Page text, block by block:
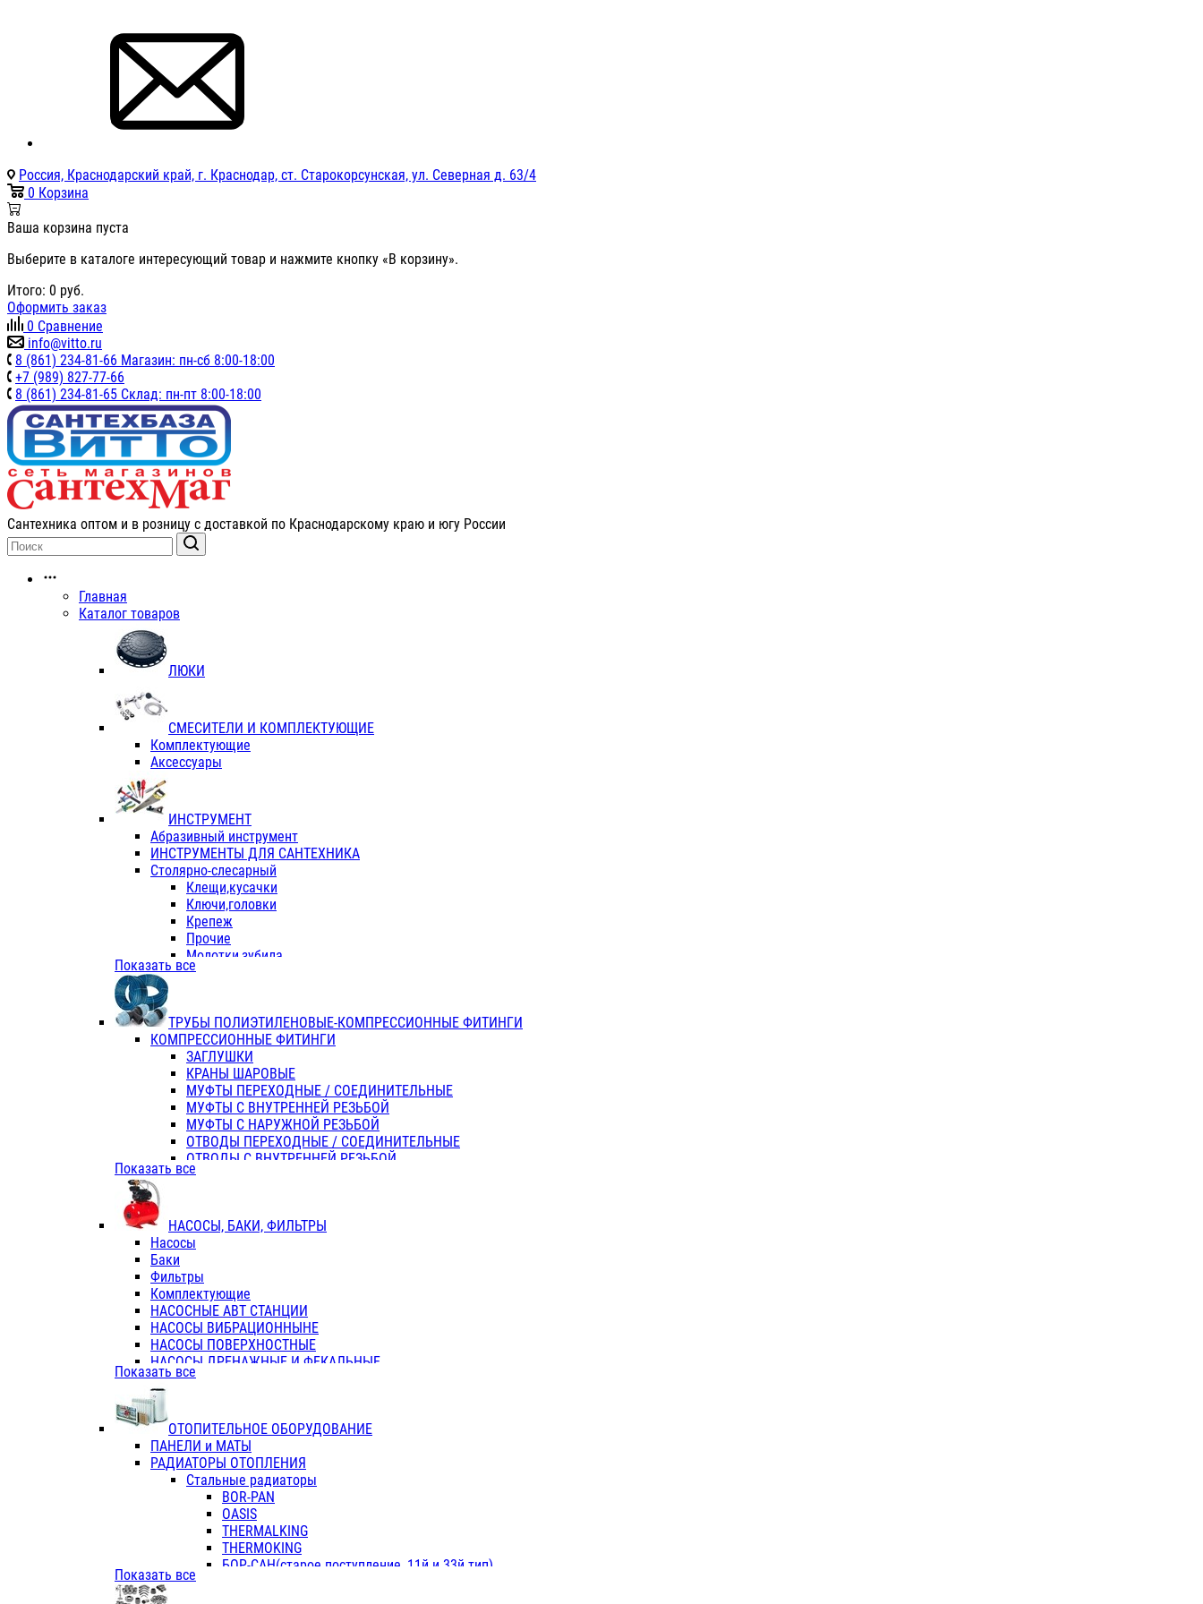
Россия, Краснодарский край, г. Краснодар, ст. Старокорсунская, ул. Северная д. 63/4
0 Корзина
Ваша корзина пуста
Выберите в каталоге интересующий товар и нажмите кнопку «В корзину».
Итого: 0 руб.
Оформить заказ
0 Сравнение
info@vitto.ru
8 (861) 234-81-66 Магазин: пн-сб 8:00-18:00
+7 (989) 827-77-66
8 (861) 234-81-65 Склад: пн-пт 8:00-18:00
Сантехника оптом и в розницу с доставкой по Краснодарскому краю и югу России
Главная
Каталог товаров
ЛЮКИ
СМЕСИТЕЛИ И КОМПЛЕКТУЮЩИЕ
Комплектующие
Аксессуары
ИНСТРУМЕНТ
Абразивный инструмент
ИНСТРУМЕНТЫ ДЛЯ САНТЕХНИКА
Столярно-слесарный
Клещи,кусачки
Ключи,головки
Крепеж
Прочие
Молотки,зубила
Пассатижи,тонкогубцы,утконосы
Отвертки
Хоз. инвентарь
ЭЛ. ИНСТРУМЕНТ OASIS
Показать все
ТРУБЫ ПОЛИЭТИЛЕНОВЫЕ-КОМПРЕССИОННЫЕ ФИТИНГИ
КОМПРЕССИОННЫЕ ФИТИНГИ
ЗАГЛУШКИ
КРАНЫ ШАРОВЫЕ
МУФТЫ ПЕРЕХОДНЫЕ / СОЕДИНИТЕЛЬНЫЕ
МУФТЫ С ВНУТРЕННЕЙ РЕЗЬБОЙ
МУФТЫ С НАРУЖНОЙ РЕЗЬБОЙ
ОТВОДЫ ПЕРЕХОДНЫЕ / СОЕДИНИТЕЛЬНЫЕ
ОТВОДЫ С ВНУТРЕННЕЙ РЕЗЬБОЙ
ОТВОДЫ С НАРУЖНОЙ РЕЗЬБОЙ
ТРОЙНИКИ ПЕРЕХОДНЫЕ / СОЕДИНИТЕЛЬНЫЕ
ТРОЙНИКИ С ВНУТРЕННЕЙ РЕЗЬБОЙ
КОЛЬЦА РЕЗИНОВЫЕ
ТРУБЫ НАПОРНЫЕ
ТРУБЫ ГОФРИРОВАННЫЕ ДВУХСЛ.
ТРУБЫ ПОЛИЭТИЛЕНОВЫЕ
Показать все
НАСОСЫ, БАКИ, ФИЛЬТРЫ
Насосы
Баки
Фильтры
Комплектующие
НАСОСНЫЕ АВТ СТАНЦИИ
НАСОСЫ ВИБРАЦИОННЫНЕ
НАСОСЫ ПОВЕРХНОСТНЫЕ
НАСОСЫ ДРЕНАЖНЫЕ И ФЕКАЛЬНЫЕ
НАСОСЫ ПОВЫСИТ и ЦИРКУЛЯЦИОННЫЕ
НАСОСЫ СКВАЖИННЫЕ
Показать все
ОТОПИТЕЛЬНОЕ ОБОРУДОВАНИЕ
ПАНЕЛИ и МАТЫ
РАДИАТОРЫ ОТОПЛЕНИЯ
Стальные радиаторы
BOR-PAN
OASIS
THERMALKING
THERMOKING
БОР-САН(старое поступление, 11й и 33й тип)
Показать все